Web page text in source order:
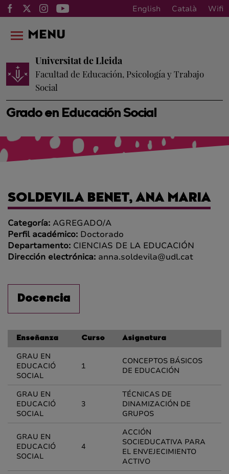
English Català Wifi
Grado en Educación Social
Universitat de Lleida
Facultad de Educación, Psicología y Trabajo
Social
MENU
SOLDEVILA BENET, ANA MARIA
Categoría: AGREGADO/A
Perfil académico: Doctorado
Departamento: CIENCIAS DE LA EDUCACIÓN
Dirección electrónica: anna.soldevila@udl.cat
Docencia
Enseñanza Curso Asignatura
GRAU EN
EDUCACIÓ
SOCIAL
1
CONCEPTOS BÁSICOS
DE EDUCACIÓN
GRAU EN
EDUCACIÓ
SOCIAL
3
TÉCNICAS DE
DINAMIZACIÓN DE
GRUPOS
GRAU EN
EDUCACIÓ
SOCIAL
4
ACCIÓN
SOCIEDUCATIVA PARA
EL ENVEJECIMIENTO
ACTIVO